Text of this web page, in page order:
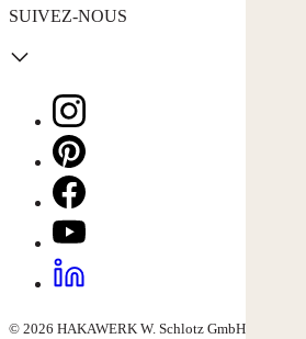
SUIVEZ-NOUS
© 2026 HAKAWERK W. Schlotz GmbH